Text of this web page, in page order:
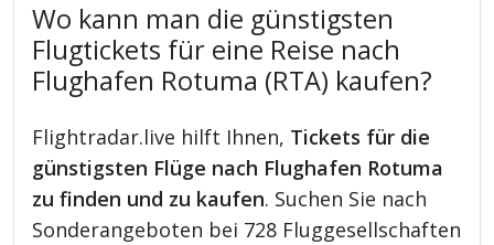
Wo kann man die günstigsten
Flugtickets für eine Reise nach
Flughafen Rotuma (RTA) kaufen?
Flightradar.live hilft Ihnen, Tickets für die
günstigsten Flüge nach Flughafen Rotuma
zu finden und zu kaufen. Suchen Sie nach
Sonderangeboten bei 728 Fluggesellschaften